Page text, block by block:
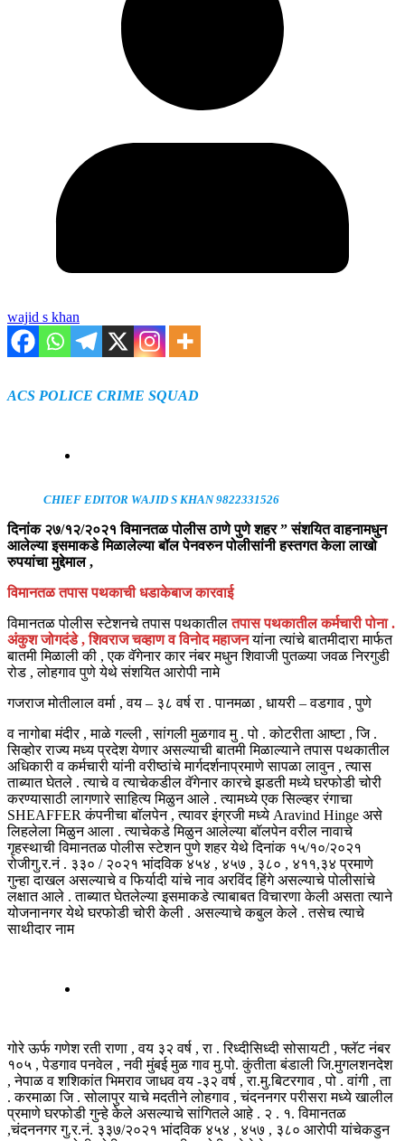
wajid s khan
ACS POLICE CRIME SQUAD
CHIEF EDITOR WAJID S KHAN 9822331526
दिनांक २७/१२/२०२१ विमानतळ पोलीस ठाणे पुणे शहर ” संशयित वाहनामधुन
आलेल्या इसमाकडे मिळालेल्या बॉल पेनवरुन पोलीसांनी हस्तगत केला लाखो
रुपयांचा मुद्देमाल ,
विमानतळ तपास पथकाची धडाकेबाज कारवाई
विमानतळ पोलीस स्टेशनचे तपास पथकातीलतपास पथकातील कर्मचारी पोना .
अंकुश जोगदंडे , शिवराज चव्हाण व विनोद महाजनयांना त्यांचे बातमीदारा मार्फत
बातमी मिळाली की , एक वॅगेनार कार नंबर मधुन शिवाजी पुतळ्या जवळ निरगुडी
रोड , लोहगाव पुणे येथे संशयित आरोपी नामे
गजराज मोतीलाल वर्मा , वय – ३८ वर्ष रा . पानमळा , धायरी – वडगाव , पुणे
व नागोबा मंदीर , माळे गल्ली , सांगली मुळगाव मु . पो . कोटरीता आष्टा , जि .
सिव्होर राज्य मध्य प्रदेश येणार असल्याची बातमी मिळाल्याने तपास पथकातील
अधिकारी व कर्मचारी यांनी वरीष्ठांचे मार्गदर्शनाप्रमाणे सापळा लावुन , त्यास
ताब्यात घेतले . त्याचे व त्याचेकडील वॅगेनार कारचे झडती मध्ये घरफोडी चोरी
करण्यासाठी लागणारे साहित्य मिळुन आले . त्यामध्ये एक सिल्व्हर रंगाचा
SHEAFFER कंपनीचा बॉलपेन , त्यावर इंग्रजी मध्ये Aravind Hinge असे
लिहलेला मिळुन आला . त्याचेकडे मिळुन आलेल्या बॉलपेन वरील नावाचे
गृहस्थाची विमानतळ पोलीस स्टेशन पुणे शहर येथे दिनांक १५/१०/२०२१
रोजीगु.र.नं . ३३० / २०२१ भांदविक ४५४ , ४५७ , ३८० , ४११,३४ प्रमाणे
गुन्हा दाखल असल्याचे व फिर्यादी यांचे नाव अरविंद हिंगे असल्याचे पोलीसांचे
लक्षात आले . ताब्यात घेतलेल्या इसमाकडे त्याबाबत विचारणा केली असता त्याने
योजनानगर येथे घरफोडी चोरी केली . असल्याचे कबुल केले . तसेच त्याचे
साथीदार नाम
गोरे ऊर्फ गणेश रती राणा , वय ३२ वर्ष , रा . रिध्दीसिध्दी सोसायटी , फ्लॅट नंबर
१०५ , पेडगाव पनवेल , नवी मुंबई मुळ गाव मु.पो. कुंतीता बंडाली जि.मुगलशनदेश
, नेपाळ व शशिकांत भिमराव जाधव वय -३२ वर्ष , रा.मु.बिटरगाव , पो . वांगी , ता
. करमाळा जि . सोलापुर याचे मदतीने लोहगाव , चंदननगर परीसरा मध्ये खालील
प्रमाणे घरफोडी गुन्हे केले असल्याचे सांगितले आहे . २ . १. विमानतळ
,चंदननगर गु.र.नं. ३३७/२०२१ भांदविक ४५४ , ४५७ , ३८० आरोपी यांचेकडुन